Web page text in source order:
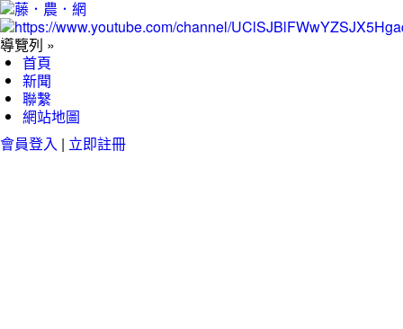
導覽列 »
首頁
新聞
聯繫
網站地圖
會員登入 | 立即註冊